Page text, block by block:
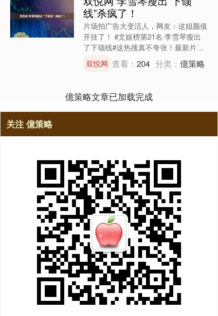
线”杀疯了！
片场拍广告大变活人，网友：这姐颜值
开挂了！ #文娱榜第21名·李雪琴瘦出
了下颌线#这热搜真不夸张！最新片场
路透惊呆众人！ 惊艳蜕变：李雪琴拍
摄广告现场曝光！清晰....
双悦网 查看：204 分类：億策略
億策略文章已加载完成
关注 億策略